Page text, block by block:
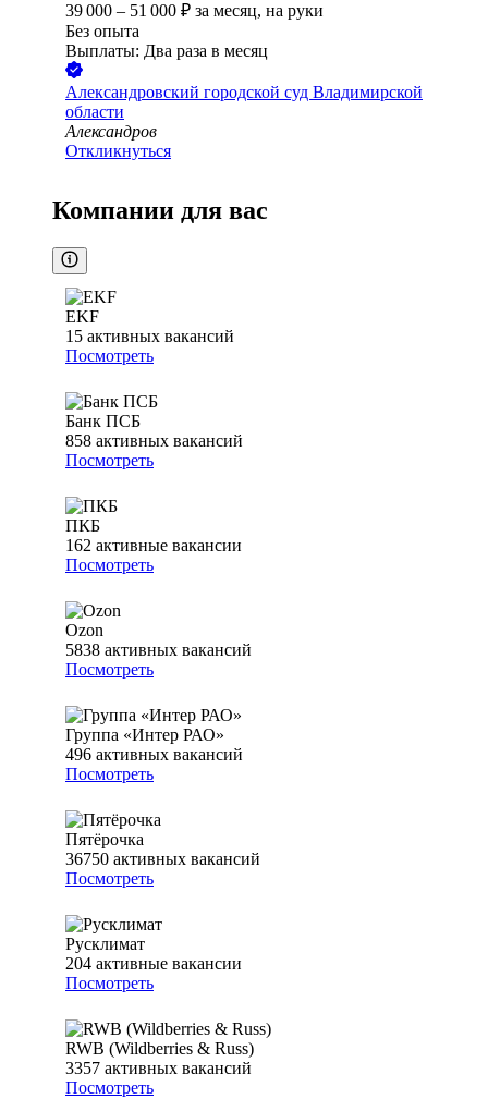
39 000 – 51 000 ₽ за месяц, на руки
Без опыта
Выплаты: Два раза в месяц
Александровский городской суд Владимирской
области
Александров
Откликнуться
Компании для вас
EKF
15 активных вакансий
Посмотреть
Банк ПСБ
858 активных вакансий
Посмотреть
ПКБ
162 активные вакансии
Посмотреть
Ozon
5838 активных вакансий
Посмотреть
Группа «Интер РАО»
496 активных вакансий
Посмотреть
Пятёрочка
36750 активных вакансий
Посмотреть
Русклимат
204 активные вакансии
Посмотреть
RWB (Wildberries & Russ)
3357 активных вакансий
Посмотреть